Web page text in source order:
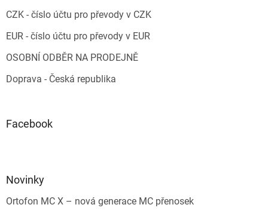
CZK - číslo účtu pro převody v CZK
EUR - číslo účtu pro převody v EUR
OSOBNÍ ODBĚR NA PRODEJNĚ
Doprava - Česká republika
Facebook
Novinky
Ortofon MC X – nová generace MC přenosek